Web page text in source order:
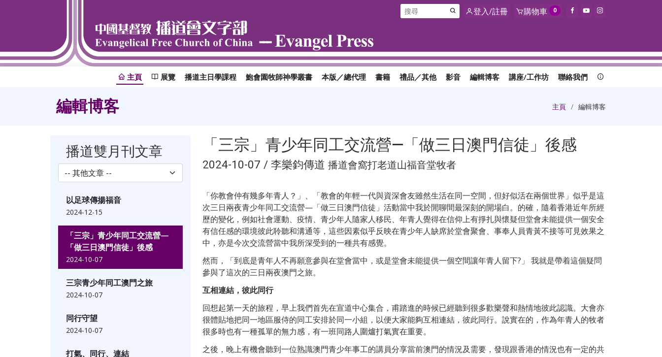
登入/註冊 購物車 0
主頁 展覽 播道主日學課程 鮑會園牧師神學叢書 本版／總代理 書籍 禮品／其他 影音 編輯博客 講座/工作坊 聯絡我們
編輯博客 主頁 編輯博客
播道雙月刊文章
以足球傳揚福音
2024-12-15
「三宗」青少年同工交流營—
「做三日澳門信徒」後感
2024-10-07
三宗青少年同工澳門之旅
2024-10-07
同行守望
2024-10-07
打氣、同行、連結
「三宗」青少年同工交流營—「做三日澳門信徒」後感
2024-10-07 / 李樂鈞傳道 播道會窩打老道山福音堂牧者
「你教會仲有幾多年青人？」、「教會的年輕一代與資深會友雖然生活在同一空間，但好似活在兩個世界」似乎是這
次三日兩夜青少年同工交流營—「做三日澳門信徒」活動當中我於閒聊間最深刻的開場白。的確，隨着香港近年所經
歷的變化，例如社會運動、疫情、青少年人隨家人移民、年青人覺得在信仰上有掙扎與懷疑但堂會未能提供一個安全
有信任感的環境彼此聆聽和溝通等，這些因素似乎反映在青少年人缺席於堂會聚會、事奉人員青黃不接等可見效果之
中，亦是今次交流營當中我所深受到的一種共有感覺。
然而，「到底是青年人不再願意參與在堂會當中，或是堂會未能提供一個空間讓年青人留下?」 我就是帶着這個疑問
參與了這次的三日兩夜澳門之旅。
互相連結，彼此同行
回想起第一天的旅程，早上我們首先在宣道中心集合，甫踏進的時候已經聽到很多歡樂聲和熱情地彼此認識。大會亦
很體貼地把同一地區服侍的同工安排於同一小組，以便大家能夠互相連結，彼此同行。說實在的，作為年青人的牧者
很多時也有一種孤單的無力感，有一班同路人圍爐打氣實在重要。
之後，晚上有機會聽到一位熟識澳門青少年事工的講員分享當前澳門的情況及需要，發現跟香港的情況也有一定的共